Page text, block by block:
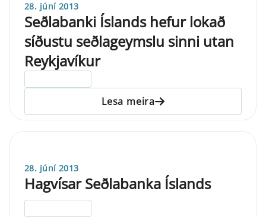
28. júní 2013
Seðlabanki Íslands hefur lokað
síðustu seðlageymslu sinni utan
Reykjavíkur
Lesa meira
28. júní 2013
Hagvísar Seðlabanka Íslands